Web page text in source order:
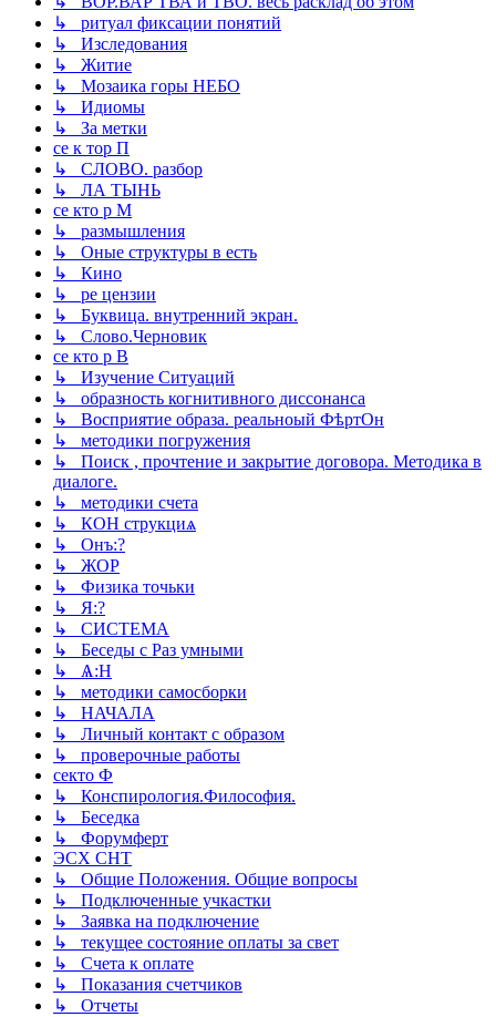
↳ ритуал фиксации понятий
↳ Изследования
↳ Житие
↳ Мозаика горы НЕБО
↳ Идиомы
↳ За метки
се к тор П
↳ СЛОВО. разбор
↳ ЛА ТЫНЬ
се кто р М
↳ размышления
↳ Оные структуры в есть
↳ Кино
↳ ре цензии
↳ Буквица. внутренний экран.
↳ Слово.Черновик
се кто р В
↳ Изучение Ситуаций
↳ образность когнитивного диссонанса
↳ Восприятие образа. реальноый ФѣртОн
↳ методики погружения
↳ Поиск , прочтение и закрытие договора. Методика в
диалоге.
↳ методики счета
↳ КОН струкциѧ
↳ Онъ:?
↳ ЖОР
↳ Физика точьки
↳ Я:?
↳ СИСТЕМА
↳ Беседы с Раз умными
↳ Ѧ:Н
↳ методики самосборки
↳ НАЧАЛА
↳ Личный контакт с образом
↳ проверочные работы
секто Ф
↳ Конспирология.Философия.
↳ Беседка
↳ Форумферт
ЭСХ СНТ
↳ Общие Положения. Общие вопросы
↳ Подключенные учкастки
↳ Заявка на подключение
↳ текущее состояние оплаты за свет
↳ Счета к оплате
↳ Показания счетчиков
↳ Отчеты